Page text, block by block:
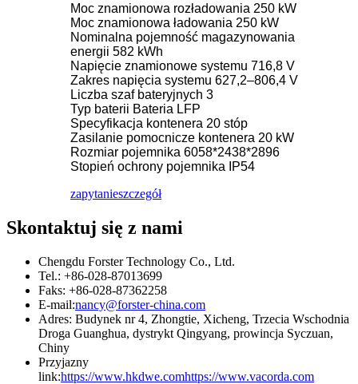
Moc znamionowa rozładowania 250 kW
Moc znamionowa ładowania 250 kW
Nominalna pojemność magazynowania
energii 582 kWh
Napięcie znamionowe systemu 716,8 V
Zakres napięcia systemu 627,2–806,4 V
Liczba szaf bateryjnych 3
Typ baterii Bateria LFP
Specyfikacja kontenera 20 stóp
Zasilanie pomocnicze kontenera 20 kW
Rozmiar pojemnika 6058*2438*2896
Stopień ochrony pojemnika IP54
zapytanieszczegół
Skontaktuj się z nami
Chengdu Forster Technology Co., Ltd.
Tel.: +86-028-87013699
Faks: +86-028-87362258
E-mail:nancy@forster-china.com
Adres: Budynek nr 4, Zhongtie, Xicheng, Trzecia Wschodnia
Droga Guanghua, dystrykt Qingyang, prowincja Syczuan,
Chiny
Przyjazny
link:https://www.hkdwe.comhttps://www.vacorda.com